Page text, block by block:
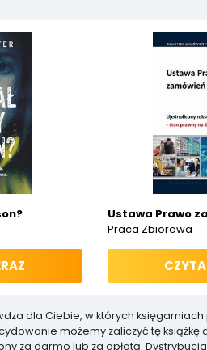
Ustawa Prawo
Praca Zbiorowa
dla Ciebie, w których
możemy zaliczyć tę książkę
za darmo lub za opłatą.